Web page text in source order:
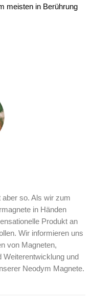
meisten in Berührung
so. Als wir zum
in Händen
Produkt an
Wir informieren uns
von Magneten,
Weiterentwicklung und
Neodym Magnete.